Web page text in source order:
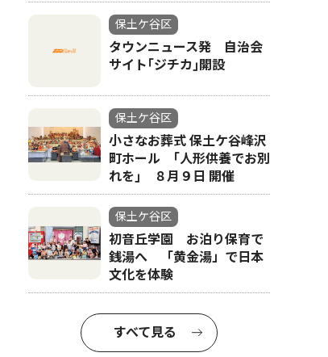
保土ケ谷区
タウンニュース発 自治会
サイト｢ジチカ｣開設
保土ケ谷区
小さなお葬式 保土ケ谷峰沢
町ホール ｢人形供養でお別
れを｣ ８月９日 開催
保土ケ谷区
初音丘学園 お泊り保育で
銭湯へ 「黄金湯」で日本
文化を体験
すべて見る